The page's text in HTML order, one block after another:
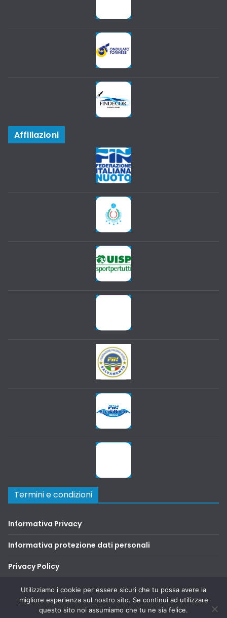
Affiliazioni
Termini e condizioni
Informativa Privacy
Informativa protezione dati personali
Privacy Policy
Terms and Conditions
Utilizziamo i cookie per essere sicuri che tu possa avere la
migliore esperienza sul nostro sito. Se continui ad utilizzare
questo sito noi assumiamo che tu ne sia felice.